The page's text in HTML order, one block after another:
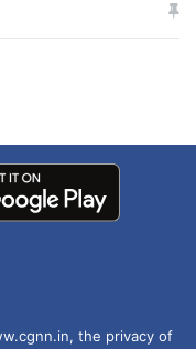
धक्का… आरोपियों ने
the privacy of